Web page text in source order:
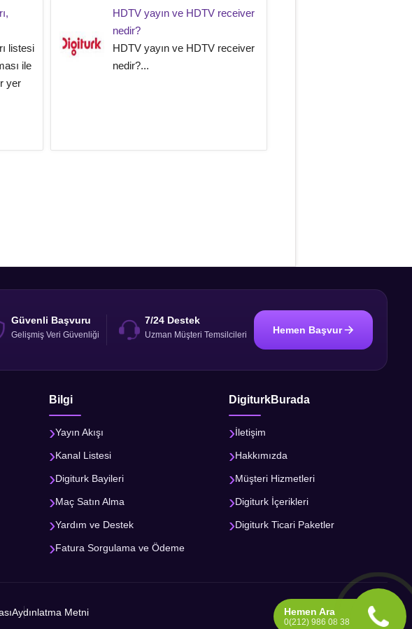
listesi
ile
yer
HDTV yayın ve HDTV receiver
nedir?
HDTV yayın ve HDTV receiver
nedir?...
Güvenli Başvuru
Gelişmiş Veri Güvenliği
7/24 Destek
Uzman Müşteri Temsilcileri Hemen Başvur
Bilgi
Yayın Akışı
Kanal Listesi
Digiturk Bayileri
Maç Satın Alma
Yardım ve Destek
Fatura Sorgulama ve Ödeme
DigiturkBurada
İletişim
Hakkımızda
Müşteri Hizmetleri
Digiturk İçerikleri
Digiturk Ticari Paketler
Aydınlatma Metni Hemen Ara
0(212) 986 08 38